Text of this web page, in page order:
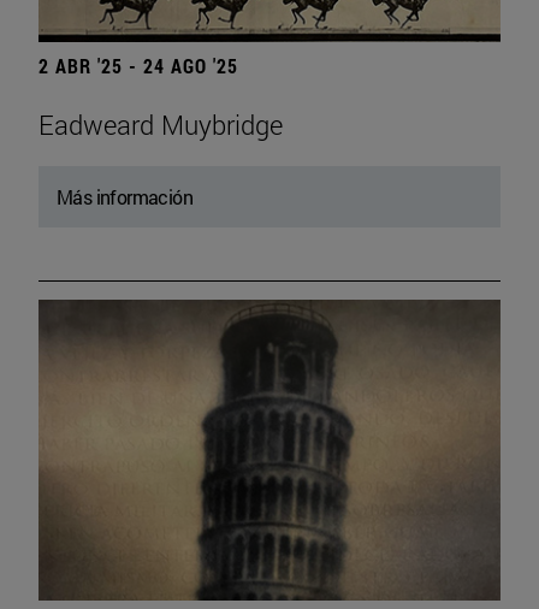
2 ABR '25 - 24 AGO '25
Eadweard Muybridge
Más información